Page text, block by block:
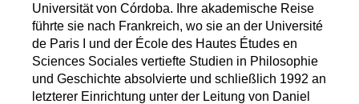
Universität von Córdoba. Ihre akademische Reise
führte sie nach Frankreich, wo sie an der Université
de Paris I und der École des Hautes Études en
Sciences Sociales vertiefte Studien in Philosophie
und Geschichte absolvierte und schließlich 1992 an
letzterer Einrichtung unter der Leitung von Daniel